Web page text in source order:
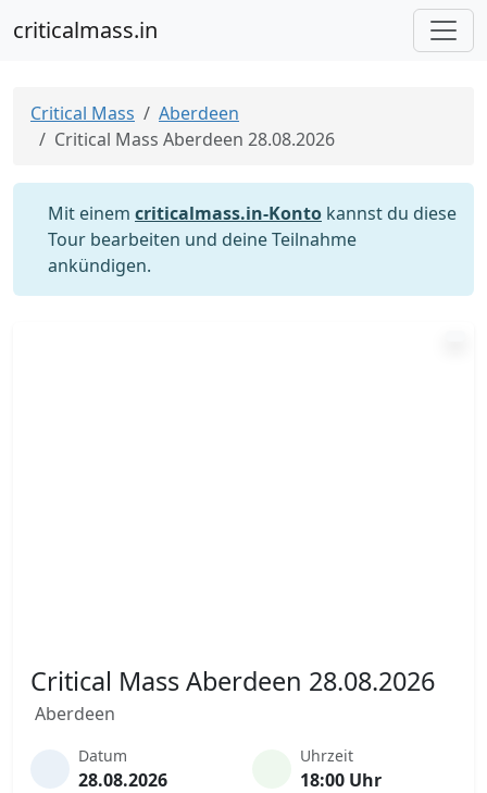
criticalmass.in
Critical Mass
Aberdeen
Critical Mass Aberdeen 28.08.2026
Mit einem criticalmass.in-Konto kannst du diese
Tour bearbeiten und deine Teilnahme
ankündigen.
Critical Mass Aberdeen 28.08.2026
Aberdeen
Datum
28.08.2026
Uhrzeit
18:00 Uhr